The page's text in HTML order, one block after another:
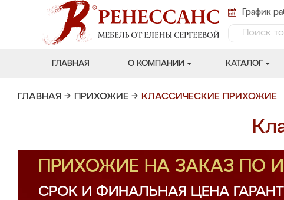
График
ГЛАВНАЯ О КОМПАНИИ КАТАЛОГ
ГЛАВНАЯ → ПРИХОЖИЕ → КЛАССИЧЕСКИЕ ПРИХОЖИЕ
ПРИХОЖИЕ НА ЗАКАЗ ПО
СРОК И ФИНАЛЬНАЯ ЦЕНА